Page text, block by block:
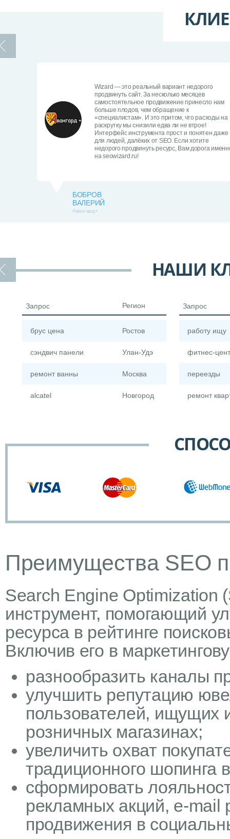
Wizard — это реальный вариант недорого
продвинуть сайт. За несколько месяцев
самостоятельное продвижение принесло нам
больше плодов, чем обращение к
«специалистам». И это притом, что расходы на
раскрутку мы снизили едва ли не втрое!
Интерфейс инструмента прост и понятен даже
для людей, далёких от SEO. Если хотите
недорого продвинуть ресурс, Вам дорога
на seowizard.ru!
БОБРОВ
ВАЛЕРИЙ
Авангард+
НАШИ
Запрос Регион
брус цена Ростов
сэндвич панели Улан-Удэ
ремонт ванны Москва
alcatel Новгород
Запрос
работу ищу
фитнес-
переезды
ремонт
Преимущества SEO
Search Engine Optimization
инструмент, помогающий
ресурса в рейтинге
Включив его в
разнообразить каналы
улучшить репутацию
пользователей, ищущих
розничных магазинах;
увеличить охват
традиционного шопинга
сформировать
рекламных акций, e-
продвижения в